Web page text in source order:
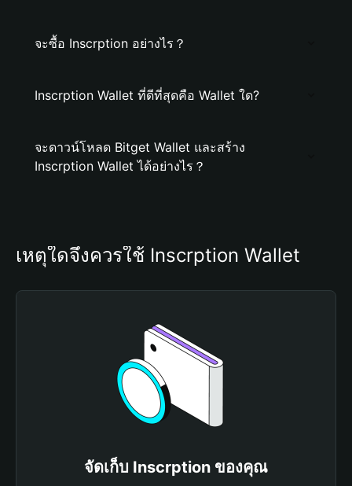
จะซื้อ Inscrption อย่างไร？
Inscrption Wallet ที่ดีที่สุดคือ Wallet ใด?
จะดาวน์โหลด Bitget Wallet และสร้าง
Inscrption Wallet ได้อย่างไร？
เหตุใดจึงควรใช้ Inscrption Wallet
จัดเก็บ Inscrption ของคุณ